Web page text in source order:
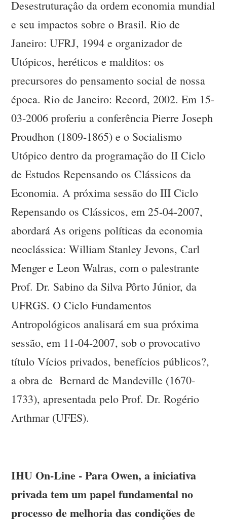
Desestruturaçâo da ordem economia mundial
e seu impactos sobre o Brasil. Rio de
Janeiro: UFRJ, 1994 e organizador de
Utópicos, heréticos e malditos: os
precursores do pensamento social de nossa
época. Rio de Janeiro: Record, 2002. Em 15-
03-2006 proferiu a conferência Pierre Joseph
Proudhon (1809-1865) e o Socialismo
Utópico dentro da programação do II Ciclo
de Estudos Repensando os Clássicos da
Economia. A próxima sessão do III Ciclo
Repensando os Clássicos, em 25-04-2007,
abordará As origens políticas da economia
neoclássica: William Stanley Jevons, Carl
Menger e Leon Walras, com o palestrante
Prof. Dr. Sabino da Silva Pôrto Júnior, da
UFRGS. O Ciclo Fundamentos
Antropológicos analisará em sua próxima
sessão, em 11-04-2007, sob o provocativo
título Vícios privados, benefícios públicos?,
a obra de Bernard de Mandeville (1670-
1733), apresentada pelo Prof. Dr. Rogério
Arthmar (UFES).
IHU On-Line - Para Owen, a iniciativa
privada tem um papel fundamental no
processo de melhoria das condições de